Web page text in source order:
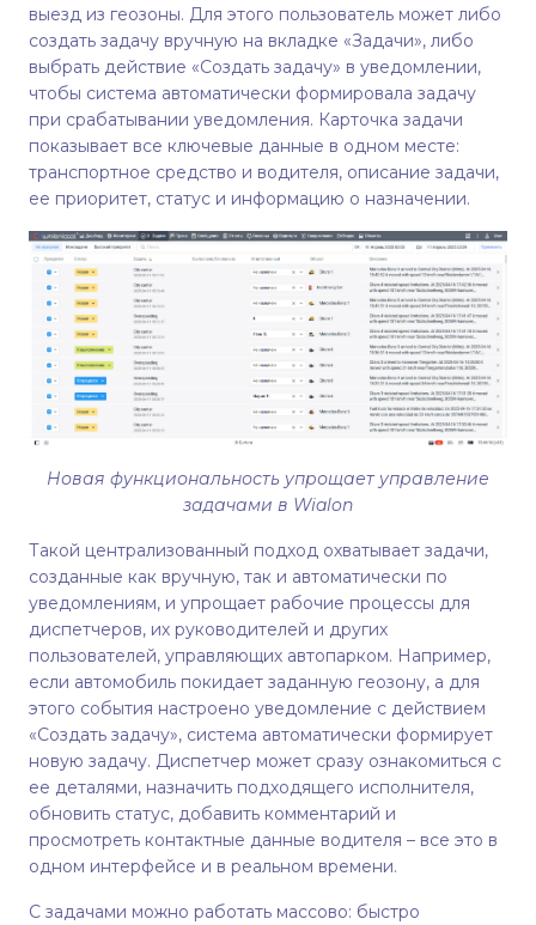
выезд из геозоны. Для этого пользователь может либо
создать задачу вручную на вкладке «Задачи», либо
выбрать действие «Создать задачу» в уведомлении,
чтобы система автоматически формировала задачу
при срабатывании уведомления. Карточка задачи
показывает все ключевые данные в одном месте:
транспортное средство и водителя, описание задачи,
ее приоритет, статус и информацию о назначении.
Новая функциональность упрощает управление
задачами в Wialon
Такой централизованный подход охватывает задачи,
созданные как вручную, так и автоматически по
уведомлениям, и упрощает рабочие процессы для
диспетчеров, их руководителей и других
пользователей, управляющих автопарком. Например,
если автомобиль покидает заданную геозону, а для
этого события настроено уведомление с действием
«Создать задачу», система автоматически формирует
новую задачу. Диспетчер может сразу ознакомиться с
еe деталями, назначить подходящего исполнителя,
обновить статус, добавить комментарий и
просмотреть контактные данные водителя – все это в
одном интерфейсе и в реальном времени.
С задачами можно работать массово: быстро